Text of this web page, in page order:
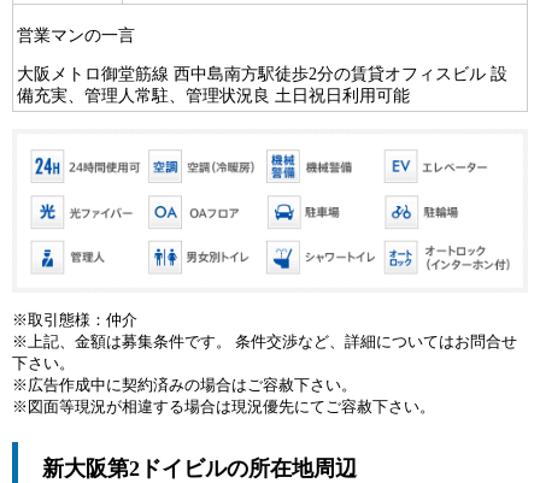
営業マンの一言
大阪メトロ御堂筋線 西中島南方駅徒歩2分の賃貸オフィスビル 設
備充実、管理人常駐、管理状況良 土日祝日利用可能
※取引態様：仲介
※上記、金額は募集条件です。 条件交渉など、詳細についてはお問合せ
下さい。
※広告作成中に契約済みの場合はご容赦下さい。
※図面等現況が相違する場合は現況優先にてご容赦下さい。
新大阪第2ドイビルの所在地周辺